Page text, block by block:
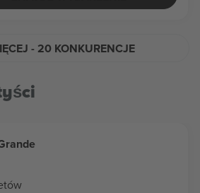
- 20 KONKURENCJE